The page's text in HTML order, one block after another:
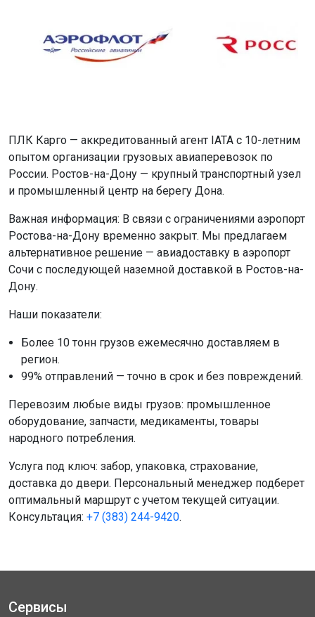
ПЛК Карго — аккредитованный агент IATA с 10-летним
опытом организации грузовых авиаперевозок по
России. Ростов-на-Дону — крупный транспортный узел
и промышленный центр на берегу Дона.
Важная информация: В связи с ограничениями аэропорт
Ростова-на-Дону временно закрыт. Мы предлагаем
альтернативное решение — авиадоставку в аэропорт
Сочи с последующей наземной доставкой в Ростов-на-
Дону.
Наши показатели:
Более 10 тонн грузов ежемесячно доставляем в
регион.
99% отправлений — точно в срок и без повреждений.
Перевозим любые виды грузов: промышленное
оборудование, запчасти, медикаменты, товары
народного потребления.
Услуга под ключ: забор, упаковка, страхование,
доставка до двери. Персональный менеджер подберет
оптимальный маршрут с учетом текущей ситуации.
Консультация: +7 (383) 244-9420.
Сервисы